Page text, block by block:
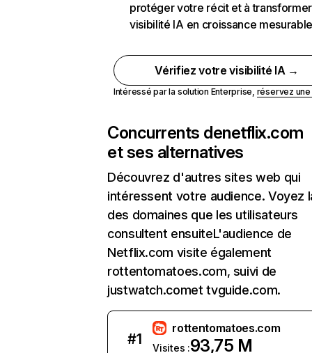
protéger votre récit et à
visibilité IA en croissance
Vérifiez votre visibilité IA →
Intéressé par la solution Enterprise, réservez
Concurrents denetflix.com
et ses alternatives
Découvrez d'autres sites web qui
intéressent votre audience. Voyez
des domaines que les utilisateurs
consultent ensuiteL'audience de
Netflix.com visite également
rottentomatoes.com, suivi de
justwatch.comet tvguide.com.
#1
rottentomatoes.com
Visites :93,75 M